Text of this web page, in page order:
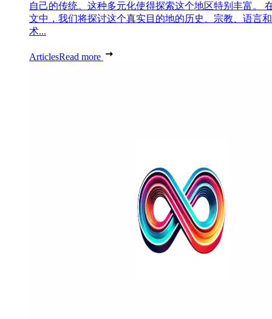
自己的传统。这种多元化使得探索这个地区特别丰富。
文中，我们将探讨这个真实目的地的历史、宗教、语言
术...
ArticlesRead more